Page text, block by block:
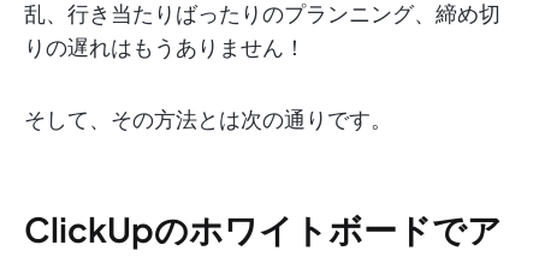
乱、行き当たりばったりのプランニング、締め切
りの遅れはもうありません！
そして、その方法とは次の通りです。
ClickUpのホワイトボードでア